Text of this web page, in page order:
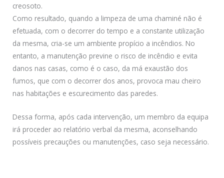
creosoto.
Como resultado, quando a limpeza de uma chaminé não é
efetuada, com o decorrer do tempo e a constante utilização
da mesma, cria-se um ambiente propício a incêndios. No
entanto, a manutenção previne o risco de incêndio e evita
danos nas casas, como é o caso, da má exaustão dos
fumos, que com o decorrer dos anos, provoca mau cheiro
nas habitações e escurecimento das paredes.
Dessa forma, após cada intervenção, um membro da equipa
irá proceder ao relatório verbal da mesma, aconselhando
possíveis precauções ou manutenções, caso seja necessário.